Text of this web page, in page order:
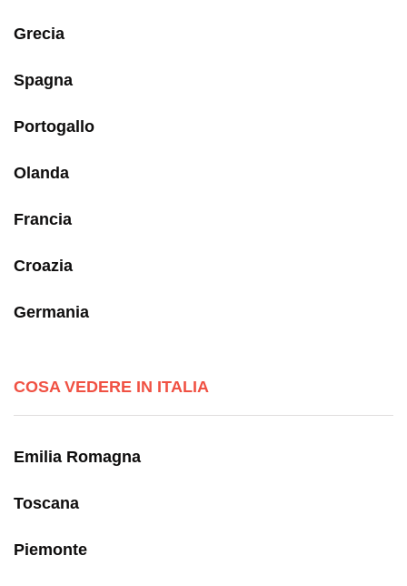
Grecia
Spagna
Portogallo
Olanda
Francia
Croazia
Germania
COSA VEDERE IN ITALIA
Emilia Romagna
Toscana
Piemonte